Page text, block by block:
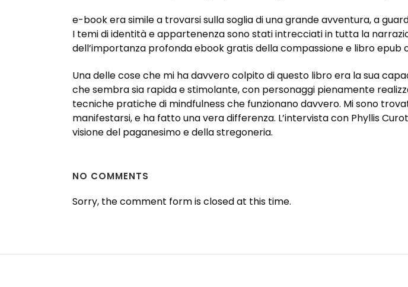
e-book era simile a trovarsi sulla soglia di una grande avventura, a
I temi di identità e appartenenza sono stati intrecciati in tutta la
dell’importanza profonda ebook gratis della compassione e libro epub
Una delle cose che mi ha davvero colpito di questo libro era la sua
che sembra sia rapida e stimolante, con personaggi pienamente
tecniche pratiche di mindfulness che funzionano davvero. Mi sono
manifestarsi, e ha fatto una vera differenza. L’intervista con Phyllis
visione del paganesimo e della stregoneria.
NO COMMENTS
Sorry, the comment form is closed at this time.